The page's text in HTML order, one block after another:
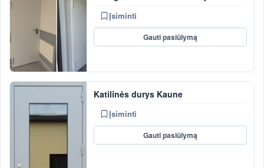
Įsiminti
Gauti pasiūlymą
Katilinės durys Kaune
Įsiminti
Gauti pasiūlymą